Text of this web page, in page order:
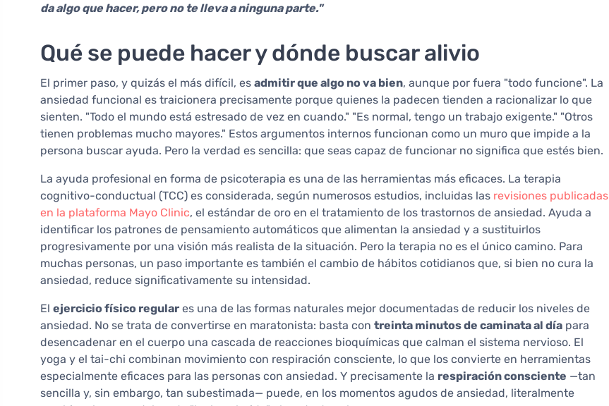
da algo que hacer, pero no te lleva a ninguna parte."
Qué se puede hacer y dónde buscar alivio
El primer paso, y quizás el más difícil, es admitir que algo no va bien, aunque por fuera "todo funcione". La
ansiedad funcional es traicionera precisamente porque quienes la padecen tienden a racionalizar lo que
sienten. "Todo el mundo está estresado de vez en cuando." "Es normal, tengo un trabajo exigente." "Otros
tienen problemas mucho mayores." Estos argumentos internos funcionan como un muro que impide a la
persona buscar ayuda. Pero la verdad es sencilla: que seas capaz de funcionar no significa que estés bien.
La ayuda profesional en forma de psicoterapia es una de las herramientas más eficaces. La terapia
cognitivo-conductual (TCC) es considerada, según numerosos estudios, incluidas las revisiones publicadas
en la plataforma Mayo Clinic, el estándar de oro en el tratamiento de los trastornos de ansiedad. Ayuda a
identificar los patrones de pensamiento automáticos que alimentan la ansiedad y a sustituirlos
progresivamente por una visión más realista de la situación. Pero la terapia no es el único camino. Para
muchas personas, un paso importante es también el cambio de hábitos cotidianos que, si bien no cura la
ansiedad, reduce significativamente su intensidad.
El ejercicio físico regular es una de las formas naturales mejor documentadas de reducir los niveles de
ansiedad. No se trata de convertirse en maratonista: basta con treinta minutos de caminata al día para
desencadenar en el cuerpo una cascada de reacciones bioquímicas que calman el sistema nervioso. El
yoga y el tai-chi combinan movimiento con respiración consciente, lo que los convierte en herramientas
especialmente eficaces para las personas con ansiedad. Y precisamente la respiración consciente —tan
sencilla y, sin embargo, tan subestimada— puede, en los momentos agudos de ansiedad, literalmente